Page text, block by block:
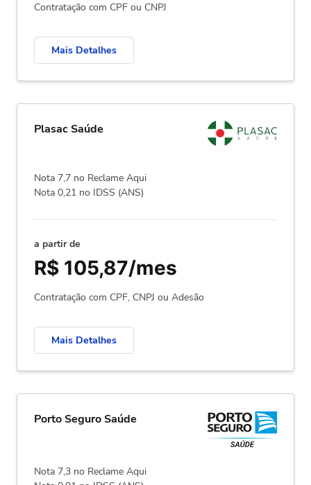
Contratação com CPF ou CNPJ
Mais Detalhes
Plasac Saúde
Nota 7,7 no Reclame Aqui
Nota 0,21 no IDSS (ANS)
a partir de
R$ 105,87/mes
Contratação com CPF, CNPJ ou Adesão
Mais Detalhes
Porto Seguro Saúde
Nota 7,3 no Reclame Aqui